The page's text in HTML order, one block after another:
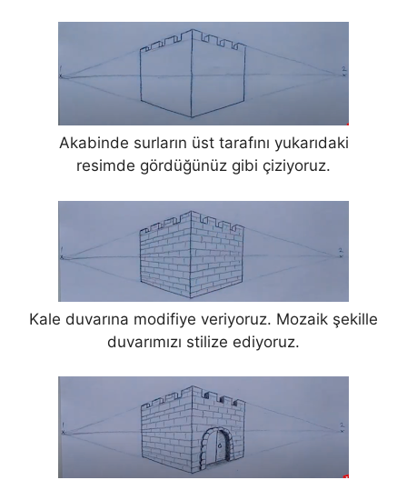
Akabinde surların üst tarafını yukarıdaki
resimde gördüğünüz gibi çiziyoruz.
Kale duvarına modifiye veriyoruz. Mozaik şekille
duvarımızı stilize ediyoruz.